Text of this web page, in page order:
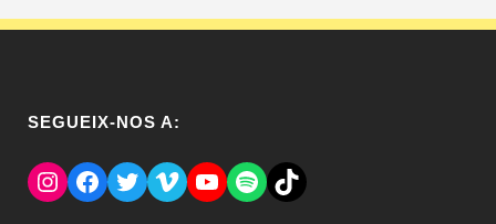
SEGUEIX-NOS A:
Instagram
Facebook
TwitterVimeoYouTube
SpotifyEl Tik Tok del Regina.